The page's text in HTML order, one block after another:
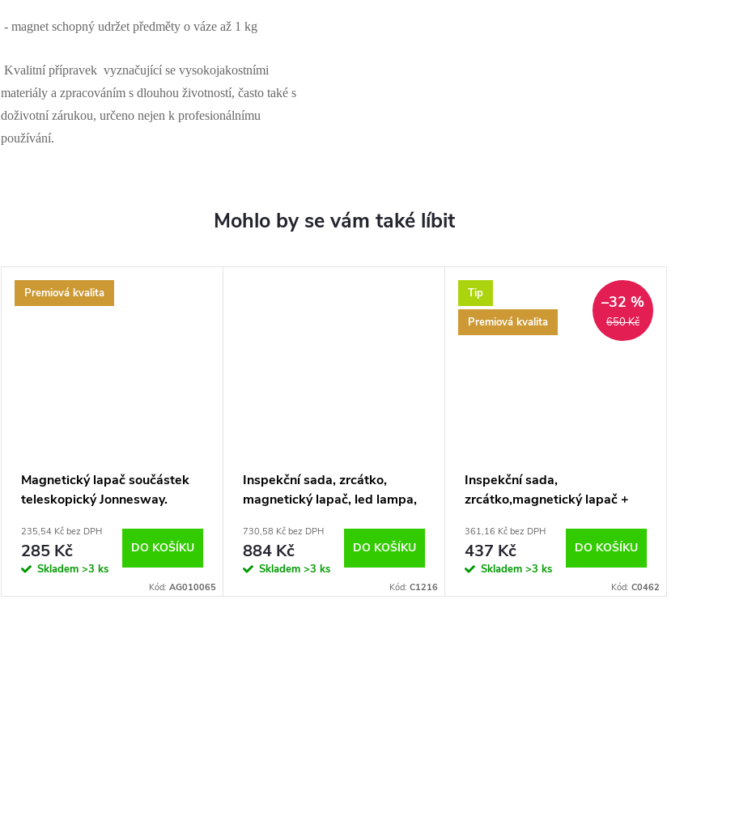
- magnet schopný udržet předměty o váze až 1 kg
Kvalitní přípravek vyznačující se vysokojakostními
materiály a zpracováním s dlouhou životností, často také s
doživotní zárukou, určeno nejen k profesionálnímu
používání.
Premiová kvalita
Magnetický lapač součástek
teleskopický Jonnesway.
235,54 Kč bez DPH
285 Kč
Skladem >3 ks
DO KOŠÍKU
Kód: AG010065
Inspekční sada, zrcátko,
magnetický lapač, led lampa,
730,58 Kč bez DPH
884 Kč
Skladem >3 ks
DO KOŠÍKU
Kód: C1216
Tip
Premiová kvalita
650 Kč
–32 %
Inspekční sada,
zrcátko,magnetický lapač +
361,16 Kč bez DPH
437 Kč
Skladem >3 ks
DO KOŠÍKU
Kód: C0462